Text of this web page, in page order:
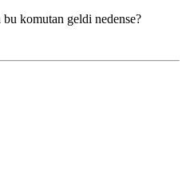
komutan geldi nedense?